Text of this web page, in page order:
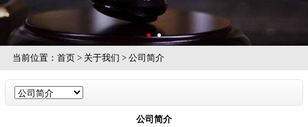
当前位置： 首页> 关于我们 > 公司简介
公司简介